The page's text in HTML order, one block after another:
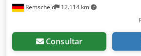
Remscheid 12.114 km
Consultar